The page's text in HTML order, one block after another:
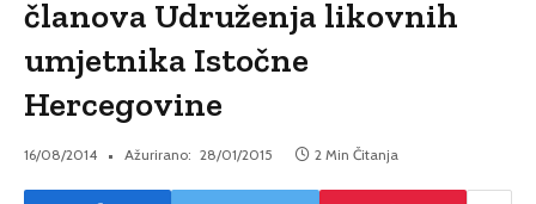
članova Udruženja likovnih
umjetnika Istočne
Hercegovine
16/08/2014 Ažurirano: 28/01/2015 2 Min Čitanja